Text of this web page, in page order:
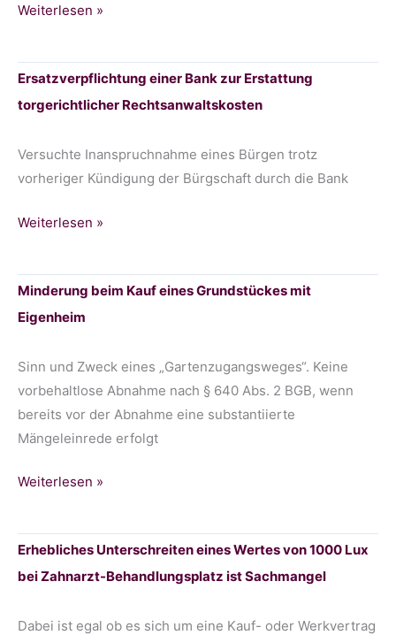
Minderung
Kaufvertrag
wegen
Nutzbarkeit
des
Weiterlesen »
Ersatzverpflichtung einer Bank zur Erstattung
torgerichtlicher Rechtsanwaltskosten
Versuchte Inanspruchnahme eines Bürgen trotz
vorheriger Kündigung der Bürgschaft durch die Bank
Ersatzverpflichtung
zur
Erstattung
Rechtsanwaltskosten
Weiterlesen »
Minderung beim Kauf eines Grundstückes mit
Eigenheim
Sinn und Zweck eines „Gartenzugangsweges“. Keine
vorbehaltlose Abnahme nach § 640 Abs. 2 BGB, wenn
bereits vor der Abnahme eine substantiierte
Mängeleinrede erfolgt
Minderung
eines
Grundstückes
Eigenheim
Weiterlesen »
Erhebliches Unterschreiten eines Wertes von 1000 Lux
bei Zahnarzt-Behandlungsplatz ist Sachmangel
Dabei ist egal ob es sich um eine Kauf- oder Werkvertrag